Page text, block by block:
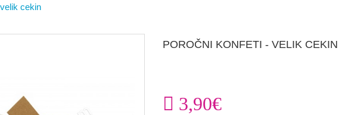
cekin
POROČNI KONFETI - VELIK CEKIN
3,90€